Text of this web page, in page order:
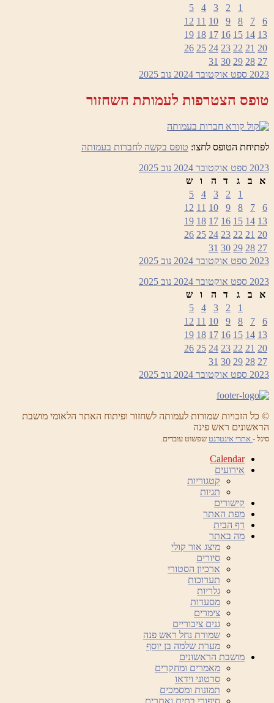
1
2
3
4
5
6
7
8
9
10
11
12
13
14
15
16
17
18
19
20
21
22
23
24
25
26
27
28
29
30
31
2023 ספט אוקטובר 2024 נוב 2025
טופס הצטרפות לעמותת השחזור
לפתיחת הטופס לחצו: טופס בקשה לחברות בעמותה
2023 ספט אוקטובר 2024 נוב 2025
א
ב ג ד ה ו
ש
1
2
3
4
5
6
7
8
9
10
11
12
13
14
15
16
17
18
19
20
21
22
23
24
25
26
27
28
29
30
31
2023 ספט אוקטובר 2024 נוב 2025
2023 ספט אוקטובר 2024 נוב 2025
א
ב ג ד ה ו
ש
1
2
3
4
5
6
7
8
9
10
11
12
13
14
15
16
17
18
19
20
21
22
23
24
25
26
27
28
29
30
31
2023 ספט אוקטובר 2024 נוב 2025
© כל הזכויות שמורות לעמותה לשחזור ופיתוח האתר הלאומי מושבת
הראשונים ראש פינה
סיגל - אתרי אינטרנט שפשוט עובדים.
Calendar
אירועים
קטגוריות
תגיות
קישורים
מפת האתר
דף הבית
מה באתר
מיצג אור קולי
סיורים
ארכיון הסטורי
תערוכות
גלריות
מסעדות
צימרים
גנים ציבוריים
שמורת נחל ראש פנה
מערת שלמה בן יוסף
מושבת הראשונים
מאמרים ומחקרים
סרטוני וידאו
תמונות ומסמכים
סיפורי בתים ואתרים